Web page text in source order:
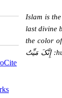
Islam is
last divine
the color
إِنَّکَ مَیِّتٌ